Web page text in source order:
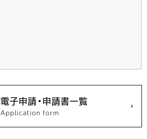
電子申請・申請書一覧